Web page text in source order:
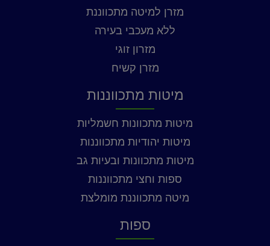
מזרן למיטה מתכווננת
ללא מעכבי בעירה
מזרון זוגי
מזרן קשיח
מיטות מתכווננות
מיטות מתכוונות חשמליות
מיטות יהודיות מתכווננות
מיטות מתכוונות ובעיות גב
ספות וחצי מתכווננות
מיטה מתכווננת מומלצת
ספות